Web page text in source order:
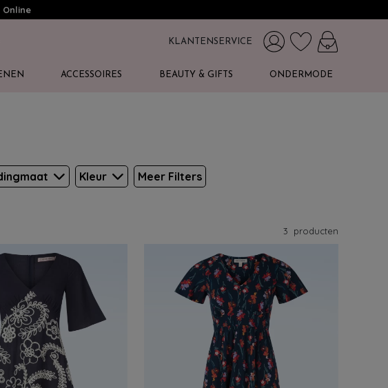
KLANTENSERVICE
ACCESSOIRES BEAUTY & GIFTS ONDERMODE
Kleur Meer Filters
3 producten